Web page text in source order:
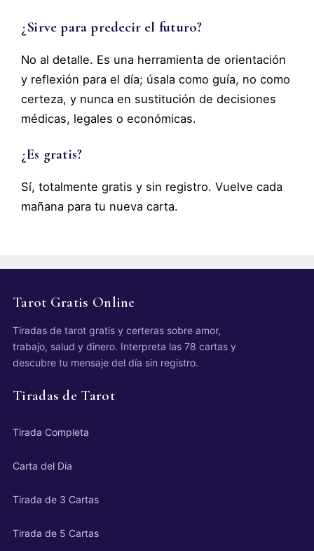
¿Sirve para predecir el futuro?
No al detalle. Es una herramienta de orientación
y reflexión para el día; úsala como guía, no como
certeza, y nunca en sustitución de decisiones
médicas, legales o económicas.
¿Es gratis?
Sí, totalmente gratis y sin registro. Vuelve cada
mañana para tu nueva carta.
Tarot Gratis Online
Tiradas de tarot gratis y certeras sobre amor,
trabajo, salud y dinero. Interpreta las 78 cartas y
descubre tu mensaje del día sin registro.
Tiradas de Tarot
Tirada Completa
Carta del Día
Tirada de 3 Cartas
Tirada de 5 Cartas